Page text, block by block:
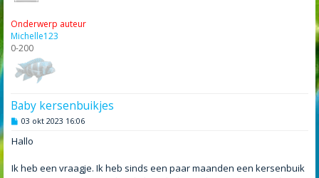
Onderwerp auteur
Michelle123
0-200
Baby kersenbuikjes
B
r
i
h
03 okt 2023 16:06
Hallo
Ik heb een vraagje. Ik heb sinds een paar maanden een kersenbuik